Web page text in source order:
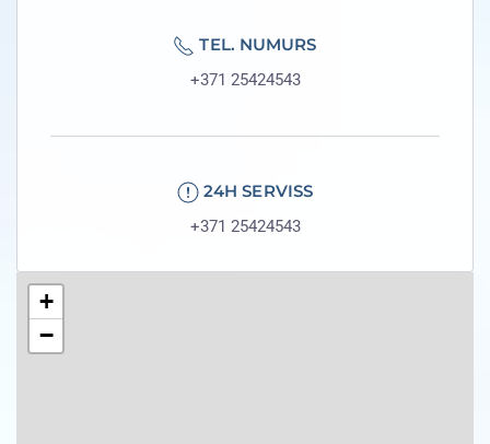
TEL. NUMURS
+371 25424543
24H SERVISS
+371 25424543
+
−